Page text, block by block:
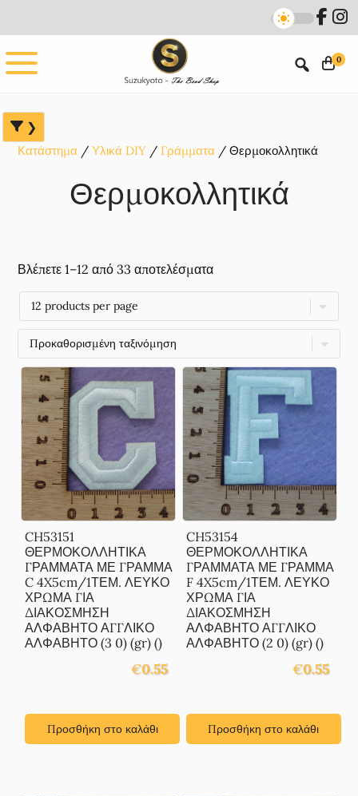
main
content
primary
sidebar
footer
0
Κατάστημα Υλικά DIY Γράμματα Θερμοκολλητικά
Θερμοκολλητικά
Βλέπετε 1–12 από 33 αποτελέσματα
CH53151
ΘΕΡΜΟΚΟΛΛΗΤΙΚΑ
ΓΡΑΜΜΑΤΑ ΜΕ ΓΡΑΜΜΑ
C 4X5cm/1ΤΕΜ. ΛΕΥΚΟ
ΧΡΩΜΑ ΓΙΑ
ΔΙΑΚΟΣΜΗΣΗ
ΑΛΦΑΒΗΤΟ ΑΓΓΛΙΚΟ
ΑΛΦΑΒΗΤΟ (3 0) (gr) ()
€0.55
Προσθήκη στο καλάθι
CH53154
ΘΕΡΜΟΚΟΛΛΗΤΙΚΑ
ΓΡΑΜΜΑΤΑ ΜΕ ΓΡΑΜΜΑ
F 4X5cm/1ΤΕΜ. ΛΕΥΚΟ
ΧΡΩΜΑ ΓΙΑ
ΔΙΑΚΟΣΜΗΣΗ
ΑΛΦΑΒΗΤΟ ΑΓΓΛΙΚΟ
ΑΛΦΑΒΗΤΟ (2 0) (gr) ()
€0.55
Προσθήκη στο καλάθι